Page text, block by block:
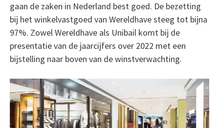
gaan de zaken in Nederland best goed. De bezetting
bij het winkelvastgoed van Wereldhave steeg tot bijna
97%. Zowel Wereldhave als Unibail komt bij de
presentatie van de jaarcijfers over 2022 met een
bijstelling naar boven van de winstverwachting.